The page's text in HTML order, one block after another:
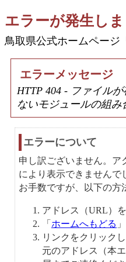
エラーが発生し
鳥取県公式ホームページ
エラーメッセージ
HTTP 404 - ファイル
ないモジュールの組み
エラーについて
申し訳ございません。ア
により表示できませんで
お手数ですが、以下の方
アドレス（URL）
「 ホームへもどる
リンクをクリック
元のアドレス（本